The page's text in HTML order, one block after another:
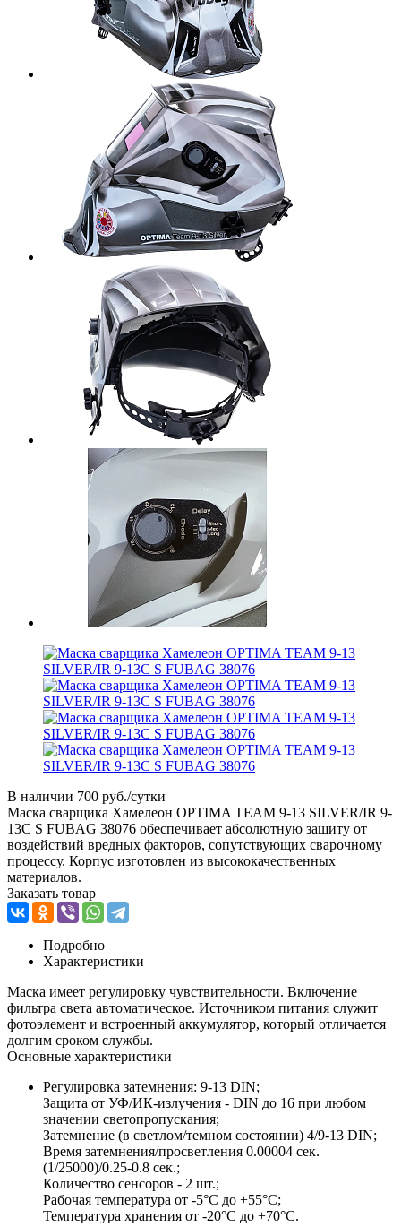
В наличии 700 руб./сутки
Маска сварщика Хамелеон OPTIMA TEAM 9-13 SILVER/IR 9-
13C S FUBAG 38076 обеспечивает абсолютную защиту от
воздействий вредных факторов, сопутствующих сварочному
процессу. Корпус изготовлен из высококачественных
материалов.
Заказать товар
Подробно
Характеристики
Маска имеет регулировку чувствительности. Включение
фильтра света автоматическое. Источником питания служит
фотоэлемент и встроенный аккумулятор, который отличается
долгим сроком службы.
Основные характеристики
Регулировка затемнения: 9-13 DIN;
Защита от УФ/ИК-излучения - DIN до 16 при любом
значении светопропускания;
Затемнение (в светлом/темном состоянии) 4/9-13 DIN;
Время затемнения/просветления 0.00004 сек.
(1/25000)/0.25-0.8 сек.;
Количество сенсоров - 2 шт.;
Рабочая температура от -5°C до +55°C;
Температура хранения от -20°C до +70°C.